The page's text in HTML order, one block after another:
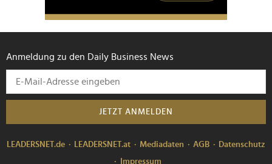
Anmeldung zu den Daily Business News
JETZT ANMELDEN
LEADERSNET.de LEADERSNET.at Mediadaten AGB
Datenschutz
Impressum